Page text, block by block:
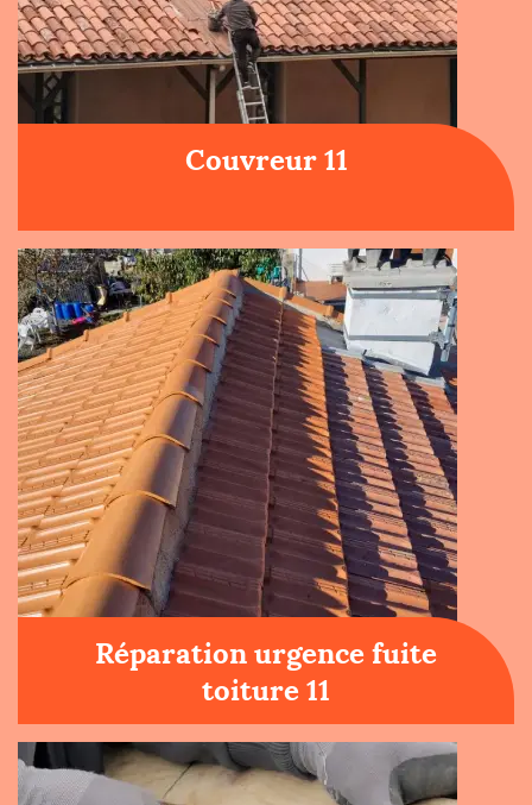
Couvreur 11
Réparation urgence fuite
toiture 11